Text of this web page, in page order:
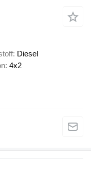
Diesel
4x2